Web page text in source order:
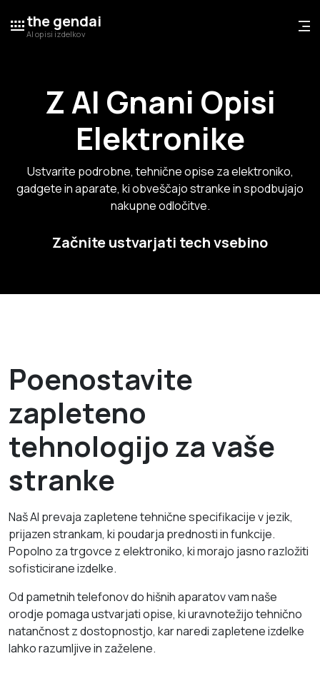
the gendai
AI opisi izdelkov
Z AI Gnani Opisi
Elektronike
Ustvarite podrobne, tehnične opise za elektroniko,
gadgete in aparate, ki obveščajo stranke in spodbujajo
nakupne odločitve.
Začnite ustvarjati tech vsebino
Poenostavite
zapleteno
tehnologijo za vaše
stranke
Naš AI prevaja zapletene tehnične specifikacije v jezik,
prijazen strankam, ki poudarja prednosti in funkcije.
Popolno za trgovce z elektroniko, ki morajo jasno razložiti
sofisticirane izdelke.
Od pametnih telefonov do hišnih aparatov vam naše
orodje pomaga ustvarjati opise, ki uravnotežijo tehnično
natančnost z dostopnostjo, kar naredi zapletene izdelke
lahko razumljive in zaželene.